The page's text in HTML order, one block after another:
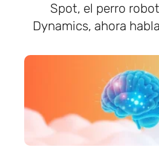
Spot, el perro
Dynamics, ahora